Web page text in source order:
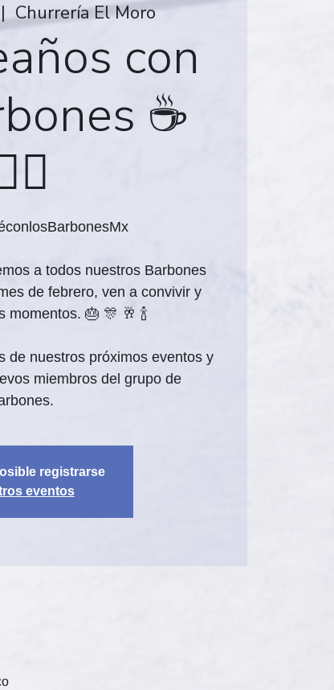
|
Churrería El Moro
con
☕
a todos nuestros Barbones
de febrero, ven a convivir y
momentos. 🎂 🎊 🥂 🍾
de nuestros próximos eventos y
miembros del grupo de
registrarse
eventos